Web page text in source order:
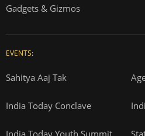
Gadgets & Gizmos
EVENTS:
Sahitya Aaj Tak
India Today Conclave
India Today Youth Summit